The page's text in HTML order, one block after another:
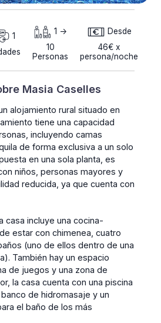
1
1 ->
10
Personas
Desde
46€ x
persona/noche
Masia Caselles
alojamiento rural situado en
tiene una capacidad
incluyendo camas
de forma exclusiva a un solo
en una sola planta, es
niños, personas mayores y
reducida, ya que cuenta con
casa incluye una cocina-
estar con chimenea, cuatro
(uno de ellos dentro de una
También hay un espacio
de juegos y una zona de
la casa cuenta con una piscina
de hidromasaje y un
el baño de los más